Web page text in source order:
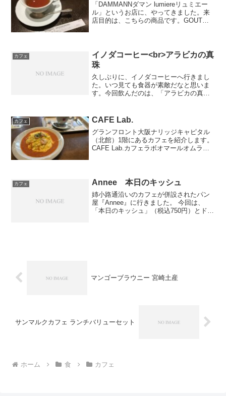
「DAMMANNダマン lumiereリュミエー
ル」というお店に、やってきました。来
店目的は、こちらの商品です。GOUT
カフェ
イノダコーヒー<br>アラビカの真
珠
久しぶりに、イノダコーヒーへ行きまし
た。いつ見ても食器が素敵だなと思いま
す。今回飲んだのは、「アラビカの真
ダコーヒーといえばこのコーヒーなので
カフェ CAFE Lab.
グランフロント大阪ナリッジキャピタル
（北館）1階にあるカフェを紹介します。
CAFE Lab.カフェラボオマールオムライ
ダ...
カフェ Annee 本日のキッシュ
姉小路通沿いのカフェが併設されたパン
屋『Annee』に行きました。 今回は、
「本日のキッシュ」（税込750円）とドリ
マンゴーブラウニー 宮崎土産
サンマルクカフェ ランチバリューセット
ホーム 食 カフェ